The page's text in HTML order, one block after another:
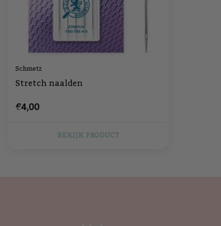
Schmetz
Stretch naalden
€4,00
BEKIJK PRODUCT